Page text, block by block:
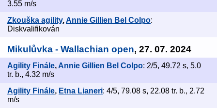
3.55 m/s
Zkouška agility,Annie Gillien Bel Colpo:
Diskvalifikován
Mikulůvka - Wallachian open, 27. 07. 2024
Agility Finále, Annie Gillien Bel Colpo: 2/5, 49.72 s, 5.0
tr. b., 4.32 m/s
Agility Finále, Etna Lianeri: 4/5, 79.08 s, 22.08 tr. b., 2.72
m/s